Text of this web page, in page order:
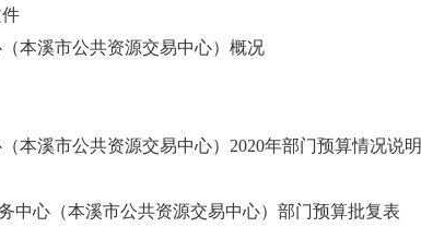
本溪市公共资源交易中心）概况
本溪市公共资源交易中心）2020年部门预算情况说明
中心（本溪市公共资源交易中心）部门预算批复表